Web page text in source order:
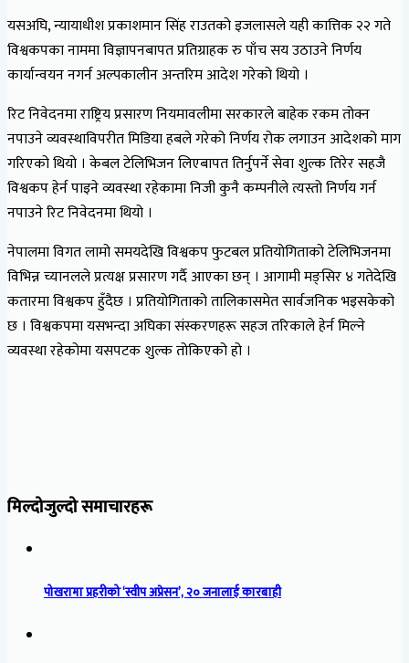
यसअघि, न्यायाधीश प्रकाशमान सिंह राउतको इजलासले यही कात्तिक २२ गते
विश्वकपका नाममा विज्ञापनबापत प्रतिग्राहक रु पाँच सय उठाउने निर्णय
कार्यान्वयन नगर्न अल्पकालीन अन्तरिम आदेश गरेको थियो ।
रिट निवेदनमा राष्ट्रिय प्रसारण नियमावलीमा सरकारले बाहेक रकम तोक्न
नपाउने व्यवस्थाविपरीत मिडिया हबले गरेको निर्णय रोक लगाउन आदेशको माग
गरिएको थियो । केबल टेलिभिजन लिएबापत तिर्नुपर्ने सेवा शुल्क तिरेर सहजै
विश्वकप हेर्न पाइने व्यवस्था रहेकामा निजी कुनै कम्पनीले त्यस्तो निर्णय गर्न
नपाउने रिट निवेदनमा थियो ।
नेपालमा विगत लामो समयदेखि विश्वकप फुटबल प्रतियोगिताको टेलिभिजनमा
विभिन्न च्यानलले प्रत्यक्ष प्रसारण गर्दै आएका छन् । आगामी मङ्सिर ४ गतेदेखि
कतारमा विश्वकप हुँदैछ । प्रतियोगिताको तालिकासमेत सार्वजनिक भइसकेको
छ । विश्वकपमा यसभन्दा अघिका संस्करणहरू सहज तरिकाले हेर्न मिल्ने
व्यवस्था रहेकोमा यसपटक शुल्क तोकिएको हो ।
मिल्दोजुल्दो समाचारहरू
पोखरामा प्रहरीको ‘स्वीप अप्रेसन’, २० जनालाई कारबाही